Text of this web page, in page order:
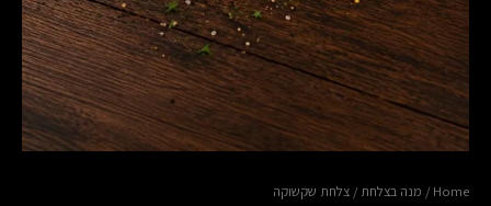
Home
/ מנה בצלחת / צלחת שקשוקה